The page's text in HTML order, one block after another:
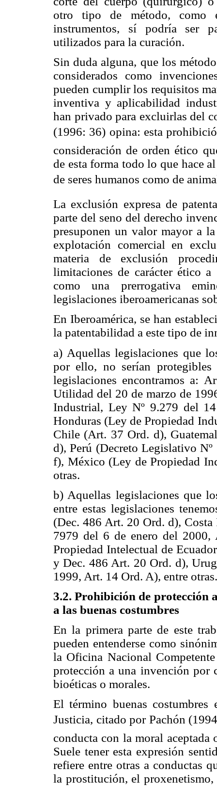
otro tipo de método, como
instrumentos, sí podría ser
utilizados para la curación.
Sin duda alguna, que los
considerados como
pueden cumplir los requisitos
inventiva y aplicabilidad
han privado para excluirlas del
(1996: 36) opina: esta
consideración de orden ético
de esta forma todo lo que hace
de seres humanos como de
La exclusión expresa de
parte del seno del derecho
presuponen un valor mayor a
explotación comercial en
materia de exclusión
limitaciones de carácter ético
como una prerrogativa
legislaciones iberoamericanas
En Iberoamérica, se han
la patentabilidad a este tipo de
a) Aquellas legislaciones que
por ello, no serían protegibles
legislaciones encontramos a:
Utilidad del 20 de marzo de
Industrial, Ley Nº 9.279 del
Honduras (Ley de Propiedad
Chile (Art. 37 Ord. d),
d), Perú (Decreto Legislativo
f), México (Ley de Propiedad
otras.
b) Aquellas legislaciones que
entre estas legislaciones
(Dec. 486 Art. 20 Ord. d),
7979 del 6 de enero del
Propiedad Intelectual de
y Dec. 486 Art. 20 Ord. d),
1999, Art. 14 Ord. A), entre otras.
3.2. Prohibición de protección
a las buenas costumbres
En la primera parte de este
pueden entenderse como
la Oficina Nacional
protección a una invención por
bioéticas o morales.
El término buenas
Justicia, citado por Pachón
conducta con la moral
Suele tener esta expresión
refiere entre otras a conductas
la prostitución, el